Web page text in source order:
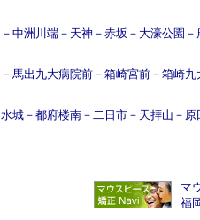
－ 中洲川端－ 天神－ 赤坂 － 大濠公園 －
－ 馬出九大病院前－ 箱崎宮前－ 箱崎九
水城－ 都府楼南－ 二日市－ 天拝山 － 原
マ
福